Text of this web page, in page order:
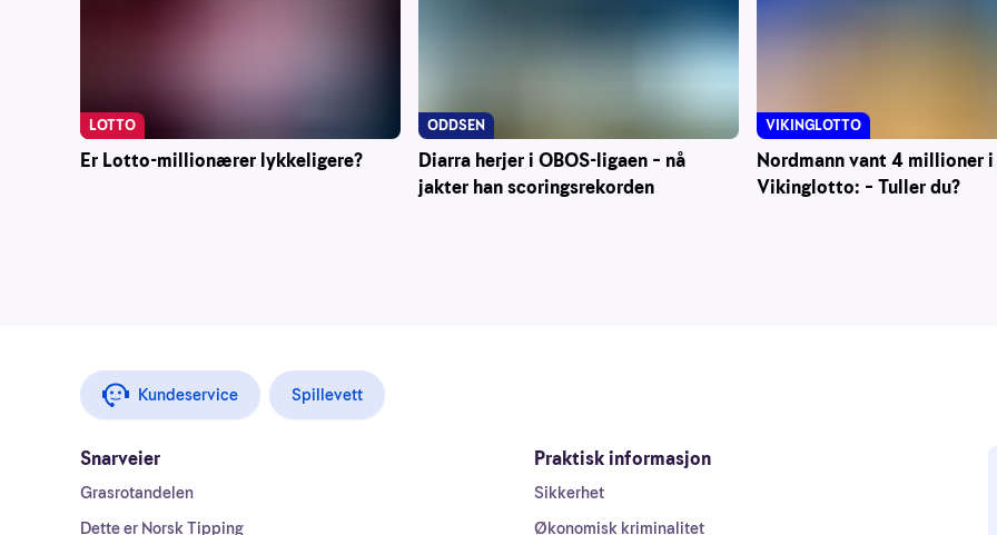
Er Lotto-millionærer lykkeligere?
LOTTO
Diarra herjer i OBOS-ligaen – nå
jakter han scoringsrekorden
ODDSEN
Nordmann vant 4 millioner i
Vikinglotto: – Tuller du?
VIKINGLOTTO
Kundeservice Spillevett
Snarveier
Grasrotandelen
Dette er Norsk Tipping
Praktisk informasjon
Sikkerhet
Økonomisk kriminalitet